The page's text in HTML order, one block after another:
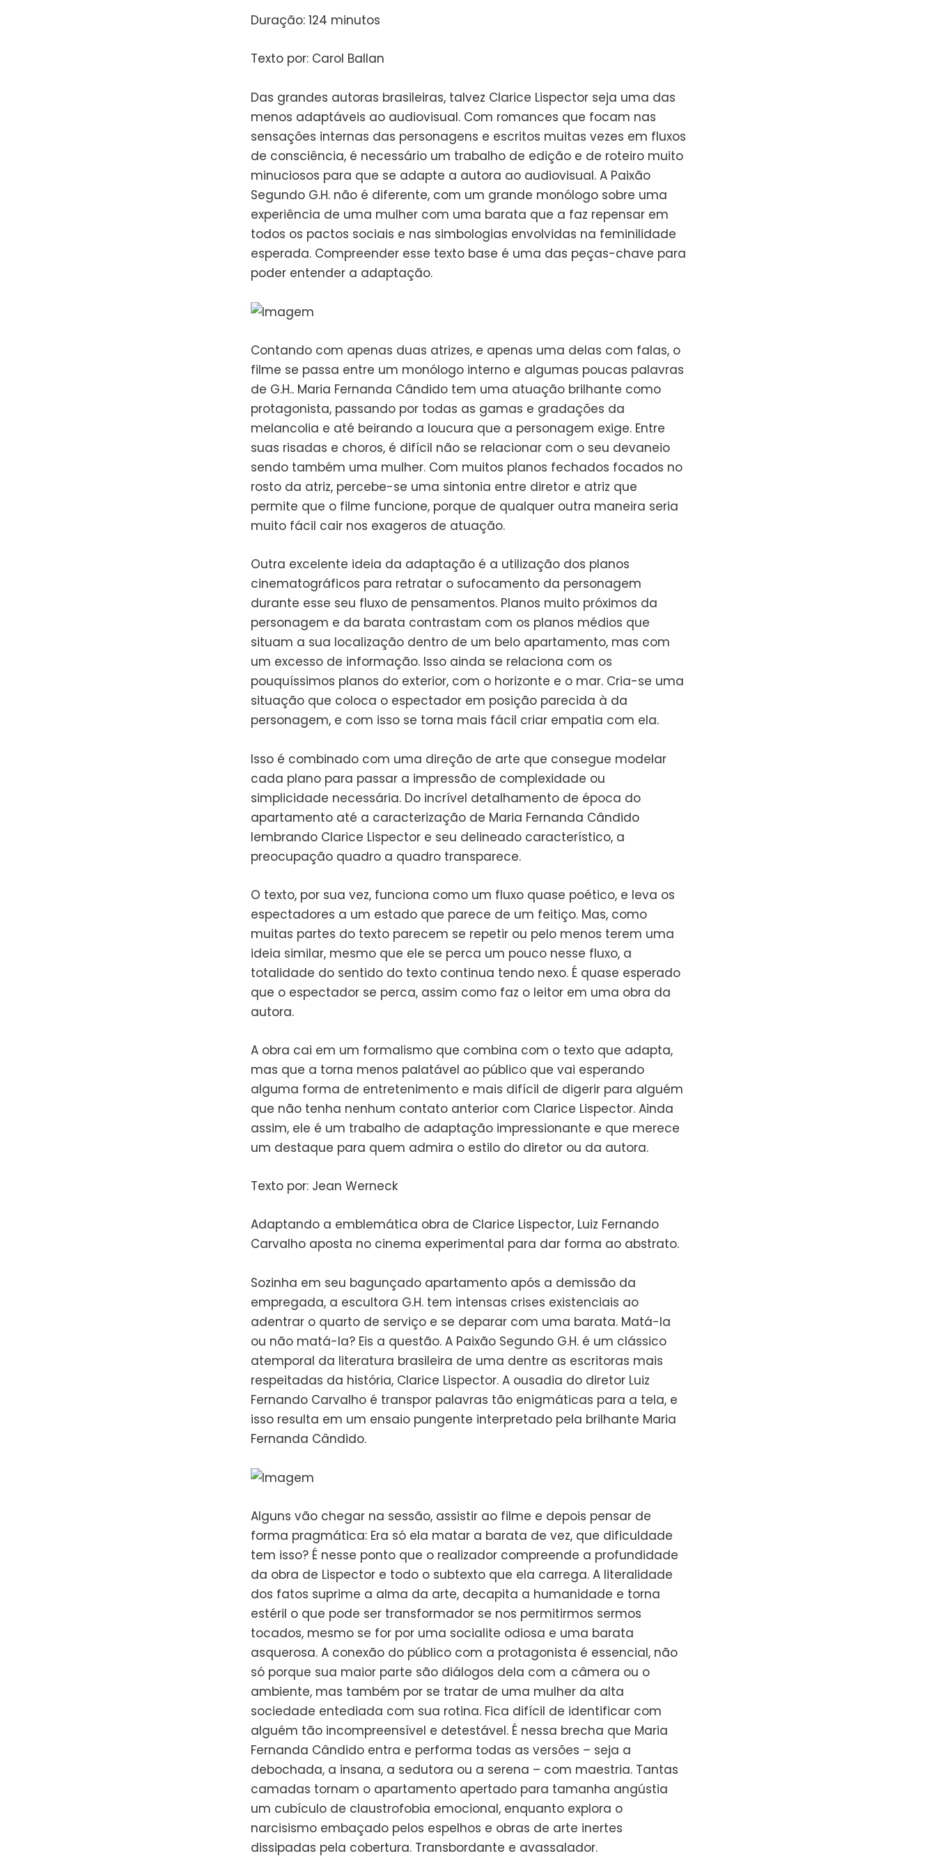
Duração: 124 minutos
Texto por: Carol Ballan
Das grandes autoras brasileiras, talvez Clarice Lispector seja uma das
menos adaptáveis ao audiovisual. Com romances que focam nas
sensações internas das personagens e escritos muitas vezes em fluxos
de consciência, é necessário um trabalho de edição e de roteiro muito
minuciosos para que se adapte a autora ao audiovisual. A Paixão
Segundo G.H. não é diferente, com um grande monólogo sobre uma
experiência de uma mulher com uma barata que a faz repensar em
todos os pactos sociais e nas simbologias envolvidas na feminilidade
esperada. Compreender esse texto base é uma das peças-chave para
poder entender a adaptação.
Contando com apenas duas atrizes, e apenas uma delas com falas, o
filme se passa entre um monólogo interno e algumas poucas palavras
de G.H.. Maria Fernanda Cândido tem uma atuação brilhante como
protagonista, passando por todas as gamas e gradações da
melancolia e até beirando a loucura que a personagem exige. Entre
suas risadas e choros, é difícil não se relacionar com o seu devaneio
sendo também uma mulher. Com muitos planos fechados focados no
rosto da atriz, percebe-se uma sintonia entre diretor e atriz que
permite que o filme funcione, porque de qualquer outra maneira seria
muito fácil cair nos exageros de atuação.
Outra excelente ideia da adaptação é a utilização dos planos
cinematográficos para retratar o sufocamento da personagem
durante esse seu fluxo de pensamentos. Planos muito próximos da
personagem e da barata contrastam com os planos médios que
situam a sua localização dentro de um belo apartamento, mas com
um excesso de informação. Isso ainda se relaciona com os
pouquíssimos planos do exterior, com o horizonte e o mar. Cria-se uma
situação que coloca o espectador em posição parecida à da
personagem, e com isso se torna mais fácil criar empatia com ela.
Isso é combinado com uma direção de arte que consegue modelar
cada plano para passar a impressão de complexidade ou
simplicidade necessária. Do incrível detalhamento de época do
apartamento até a caracterização de Maria Fernanda Cândido
lembrando Clarice Lispector e seu delineado característico, a
preocupação quadro a quadro transparece.
O texto, por sua vez, funciona como um fluxo quase poético, e leva os
espectadores a um estado que parece de um feitiço. Mas, como
muitas partes do texto parecem se repetir ou pelo menos terem uma
ideia similar, mesmo que ele se perca um pouco nesse fluxo, a
totalidade do sentido do texto continua tendo nexo. É quase esperado
que o espectador se perca, assim como faz o leitor em uma obra da
autora.
A obra cai em um formalismo que combina com o texto que adapta,
mas que a torna menos palatável ao público que vai esperando
alguma forma de entretenimento e mais difícil de digerir para alguém
que não tenha nenhum contato anterior com Clarice Lispector. Ainda
assim, ele é um trabalho de adaptação impressionante e que merece
um destaque para quem admira o estilo do diretor ou da autora.
Texto por: Jean Werneck
Adaptando a emblemática obra de Clarice Lispector, Luiz Fernando
Carvalho aposta no cinema experimental para dar forma ao abstrato.
Sozinha em seu bagunçado apartamento após a demissão da
empregada, a escultora G.H. tem intensas crises existenciais ao
adentrar o quarto de serviço e se deparar com uma barata. Matá-la
ou não matá-la? Eis a questão. A Paixão Segundo G.H. é um clássico
atemporal da literatura brasileira de uma dentre as escritoras mais
respeitadas da história, Clarice Lispector. A ousadia do diretor Luiz
Fernando Carvalho é transpor palavras tão enigmáticas para a tela, e
isso resulta em um ensaio pungente interpretado pela brilhante Maria
Fernanda Cândido.
Alguns vão chegar na sessão, assistir ao filme e depois pensar de
forma pragmática: Era só ela matar a barata de vez, que dificuldade
tem isso? É nesse ponto que o realizador compreende a profundidade
da obra de Lispector e todo o subtexto que ela carrega. A literalidade
dos fatos suprime a alma da arte, decapita a humanidade e torna
estéril o que pode ser transformador se nos permitirmos sermos
tocados, mesmo se for por uma socialite odiosa e uma barata
asquerosa. A conexão do público com a protagonista é essencial, não
só porque sua maior parte são diálogos dela com a câmera ou o
ambiente, mas também por se tratar de uma mulher da alta
sociedade entediada com sua rotina. Fica difícil de identificar com
alguém tão incompreensível e detestável. É nessa brecha que Maria
Fernanda Cândido entra e performa todas as versões – seja a
debochada, a insana, a sedutora ou a serena – com maestria. Tantas
camadas tornam o apartamento apertado para tamanha angústia
um cubículo de claustrofobia emocional, enquanto explora o
narcisismo embaçado pelos espelhos e obras de arte inertes
dissipadas pela cobertura. Transbordante e avassalador.